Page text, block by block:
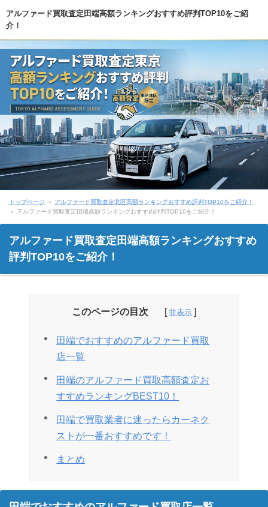
アルファード買取査定田端高額ランキングおすすめ評判TOP10をご紹
介！
トップページ ＞ アルファード買取査定北区高額ランキングおすすめ評判TOP10をご紹介！
＞ アルファード買取査定田端高額ランキングおすすめ評判TOP10をご紹介！
アルファード買取査定田端高額ランキングおすすめ
評判TOP10をご紹介！
このページの目次
田端でおすすめのアルファード買取
店一覧
田端のアルファード買取高額査定お
すすめランキングBEST10！
田端で買取業者に迷ったらカーネク
ストが一番おすすめです！
まとめ